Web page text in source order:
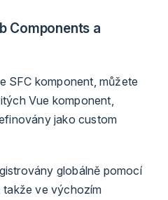
Components a
SFC komponent, můžete
Vue komponent,
jako custom
globálně pomocí
ve výchozím